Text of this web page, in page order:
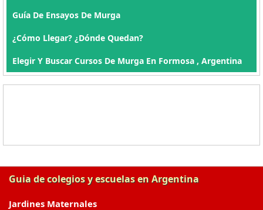
Guía De Ensayos De Murga
¿Cómo Llegar? ¿Dónde Quedan?
Elegir Y Buscar Cursos De Murga En Formosa , Argentina
Guia de colegios y escuelas en Argentina
Jardines Maternales